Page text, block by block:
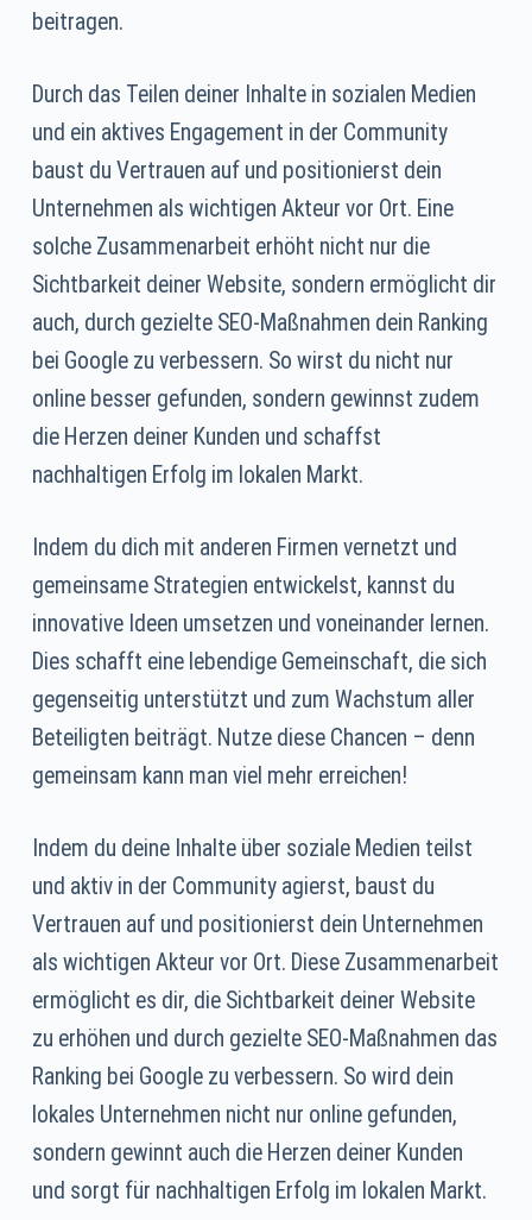
beitragen.
Durch das Teilen deiner Inhalte in sozialen Medien
und ein aktives Engagement in der Community
baust du Vertrauen auf und positionierst dein
Unternehmen als wichtigen Akteur vor Ort. Eine
solche Zusammenarbeit erhöht nicht nur die
Sichtbarkeit deiner Website, sondern ermöglicht dir
auch, durch gezielte SEO-Maßnahmen dein Ranking
bei Google zu verbessern. So wirst du nicht nur
online besser gefunden, sondern gewinnst zudem
die Herzen deiner Kunden und schaffst
nachhaltigen Erfolg im lokalen Markt.
Indem du dich mit anderen Firmen vernetzt und
gemeinsame Strategien entwickelst, kannst du
innovative Ideen umsetzen und voneinander lernen.
Dies schafft eine lebendige Gemeinschaft, die sich
gegenseitig unterstützt und zum Wachstum aller
Beteiligten beiträgt. Nutze diese Chancen – denn
gemeinsam kann man viel mehr erreichen!
Indem du deine Inhalte über soziale Medien teilst
und aktiv in der Community agierst, baust du
Vertrauen auf und positionierst dein Unternehmen
als wichtigen Akteur vor Ort. Diese Zusammenarbeit
ermöglicht es dir, die Sichtbarkeit deiner Website
zu erhöhen und durch gezielte SEO-Maßnahmen das
Ranking bei Google zu verbessern. So wird dein
lokales Unternehmen nicht nur online gefunden,
sondern gewinnt auch die Herzen deiner Kunden
und sorgt für nachhaltigen Erfolg im lokalen Markt.